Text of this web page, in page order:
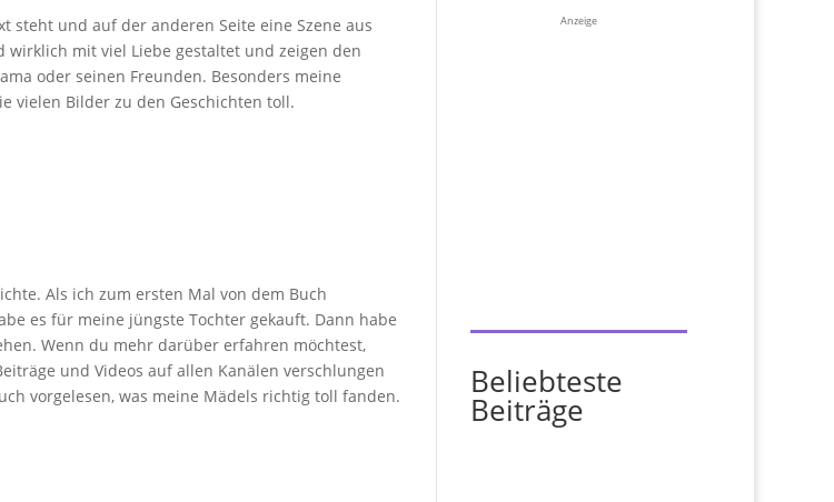
steht und auf der anderen Seite eine Szene aus
mit viel Liebe gestaltet und zeigen den
oder seinen Freunden. Besonders meine
vielen Bilder zu den Geschichten toll.
Als ich zum ersten Mal von dem Buch
es für meine jüngste Tochter gekauft. Dann habe
Wenn du mehr darüber erfahren möchtest,
und Videos auf allen Kanälen verschlungen
vorgelesen, was meine Mädels richtig toll fanden.
Anzeige
Beliebteste
Beiträge